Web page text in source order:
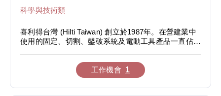
科學與技術類
喜利得台灣 (Hilti Taiwan) 創立於1987年。在營建業中
使用的固定、切割、鏧破系統及電動工具產品一直佔有
工作機會 1